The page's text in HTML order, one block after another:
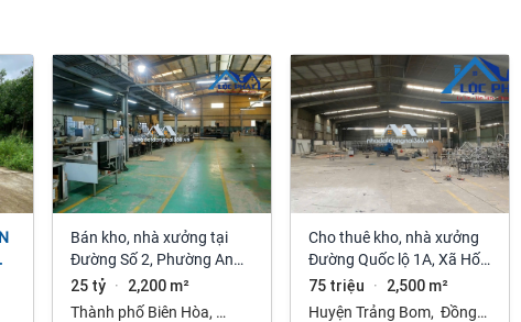
Bán kho, nhà xưởng tại
Đường Số 2, Phường An
Bình, Thành phố Biên Hòa,
Đồng Nai giá 25 tỷ
25 tỷ · 2,200 m²
Thành phố Biên Hòa,
Cho thuê kho, nhà xưởng
Đường Quốc lộ 1A, Xã Hố
Nai 3, Trảng Bom, Đồng
Nai giá 75 Triệu
75 triệu · 2,500 m²
Huyện Trảng Bom, Đồng